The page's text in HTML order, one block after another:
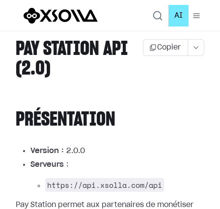
AI
PAY STATION API
(2.0)
Copier
PRÉSENTATION
Version : 2.0.0
Serveurs :
https://api.xsolla.com/api
Pay Station permet aux partenaires de monétiser